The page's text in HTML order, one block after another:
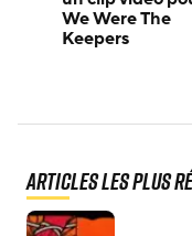
We Were The
Keepers
Articles les plus